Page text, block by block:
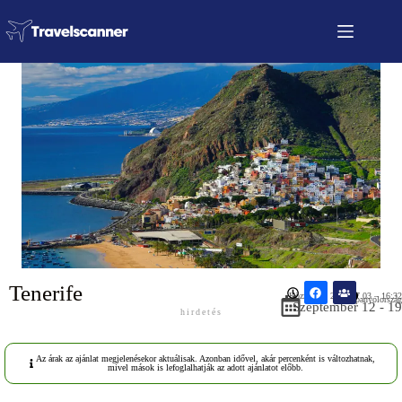
Szeptember 12 - 19
Közzétéve: 2026.07.03 – 16:32
Spanyolország
Tenerife
hirdetés
Az árak az ajánlat megjelenésekor aktuálisak. Azonban idővel, akár percenként is változhatnak,
mivel mások is lefoglalhatják az adott ajánlatot előbb.